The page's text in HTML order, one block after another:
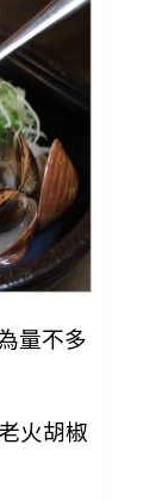
量不多
老火胡椒